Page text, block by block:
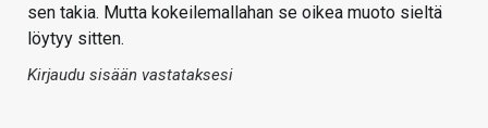
sen takia. Mutta kokeilemallahan se oikea muoto sieltä
löytyy sitten.
Kirjaudu sisään vastataksesi